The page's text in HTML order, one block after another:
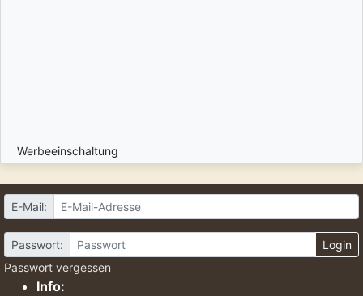
Werbeeinschaltung
E-Mail:
Passwort:
Login
Passwort vergessen
Info: